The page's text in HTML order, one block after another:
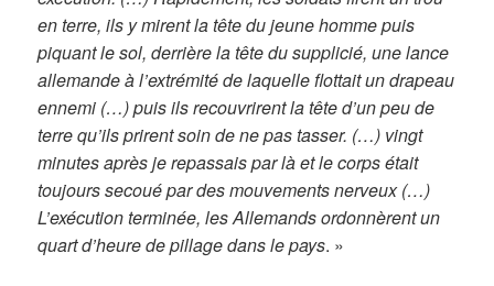
en terre, ils y mirent la tête du jeune homme puis
piquant le sol, derrière la tête du supplicié, une lance
allemande à l’extrémité de laquelle flottait un drapeau
ennemi (…) puis ils recouvrirent la tête d’un peu de
terre qu’ils prirent soin de ne pas tasser. (…) vingt
minutes après je repassais par là et le corps était
toujours secoué par des mouvements nerveux (…)
L’exécution terminée, les Allemands ordonnèrent un
quart d’heure de pillage dans le pays. »